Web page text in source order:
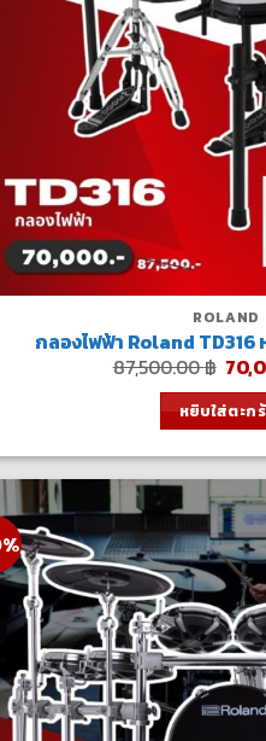
ROLAND
กลองไฟฟ้า Roland TD316
87,500.00฿
price
was:
หยิบใส่ตะก